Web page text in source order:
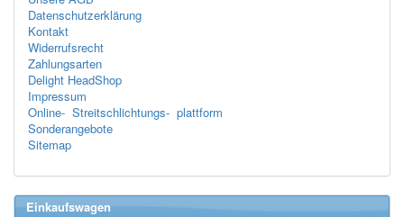
Datenschutzerklärung
Kontakt
Widerrufsrecht
Zahlungsarten
Delight HeadShop
Impressum
Online- Streitschlichtungs- plattform
Sonderangebote
Sitemap
Einkaufswagen